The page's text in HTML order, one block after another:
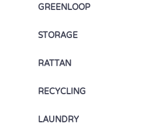
GREENLOOP
STORAGE
RATTAN
RECYCLING
LAUNDRY